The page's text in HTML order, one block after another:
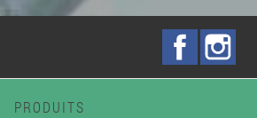
Facebook
PRODUITS